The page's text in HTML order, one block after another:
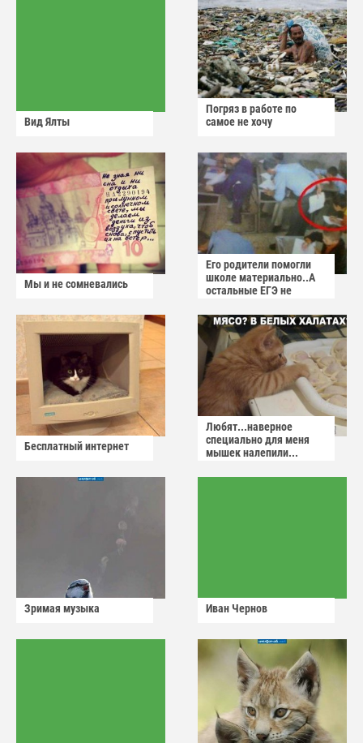
Вид Ялты
Погряз в работе по
самое не хочу
Мы и не сомневались
Его родители помогли
школе материально..А
остальные ЕГЭ не
Бесплатный интернет
Любят...наверное
специально для меня
мышек налепили...
Зримая музыка Иван Чернов